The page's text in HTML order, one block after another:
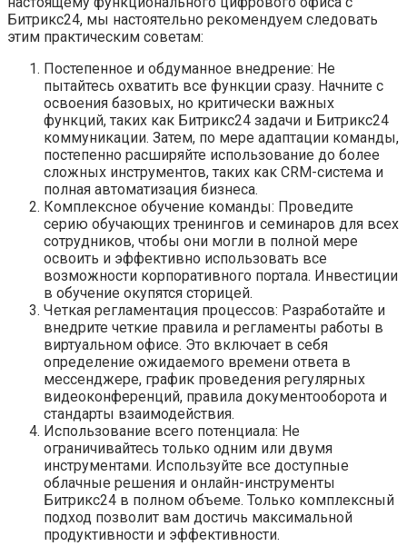
Битрикс24, мы настоятельно рекомендуем следовать
этим практическим советам:
Постепенное и обдуманное внедрение: Не
пытайтесь охватить все функции сразу. Начните с
освоения базовых, но критически важных
функций, таких как Битрикс24 задачи и Битрикс24
коммуникации. Затем, по мере адаптации команды,
постепенно расширяйте использование до более
сложных инструментов, таких как CRM-система и
полная автоматизация бизнеса.
Комплексное обучение команды: Проведите
серию обучающих тренингов и семинаров для всех
сотрудников, чтобы они могли в полной мере
освоить и эффективно использовать все
возможности корпоративного портала. Инвестиции
в обучение окупятся сторицей.
Четкая регламентация процессов: Разработайте и
внедрите четкие правила и регламенты работы в
виртуальном офисе. Это включает в себя
определение ожидаемого времени ответа в
мессенджере, график проведения регулярных
видеоконференций, правила документооборота и
стандарты взаимодействия.
Использование всего потенциала: Не
ограничивайтесь только одним или двумя
инструментами. Используйте все доступные
облачные решения и онлайн-инструменты
Битрикс24 в полном объеме. Только комплексный
подход позволит вам достичь максимальной
продуктивности и эффективности.